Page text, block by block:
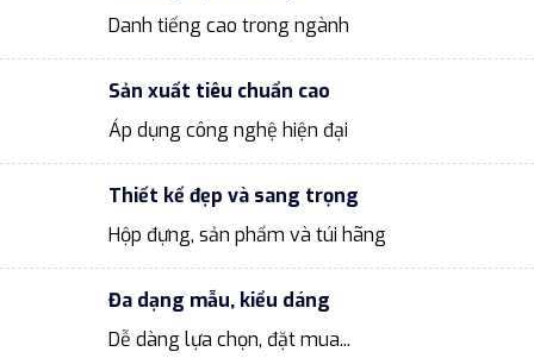
Danh tiếng cao trong ngành
Sản xuất tiêu chuẩn cao
Áp dụng công nghệ hiện đại
Thiết kế đẹp và sang trọng
Hộp đựng, sản phẩm và túi hãng
Đa dạng mẫu, kiểu dáng
Dễ dàng lựa chọn, đặt mua...